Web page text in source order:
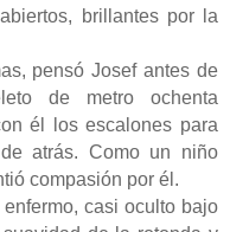
brillantes por la
pensó Josef antes de
de metro ochenta
él los escalones para
atrás. Como un niño
compasión por él.
casi oculto bajo